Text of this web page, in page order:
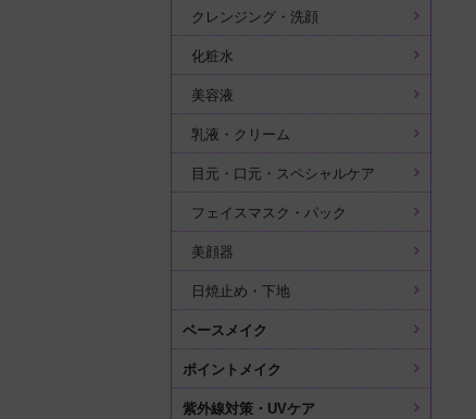
クレンジング・洗顔
化粧水
美容液
乳液・クリーム
目元・口元・スペシャルケア
フェイスマスク・パック
美顔器
日焼止め・下地
ベースメイク
ポイントメイク
紫外線対策・UVケア